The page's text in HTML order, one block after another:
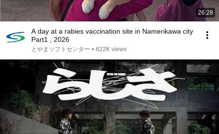
26:28
A day at a rabies vaccination site in Namerikawa city
Part1 , 2026
とやまソフトセンター • 622K views